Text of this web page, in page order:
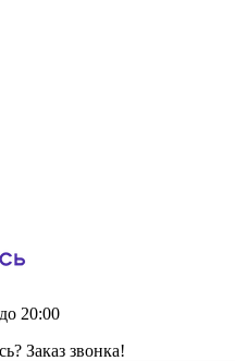
20:00
Заказ звонка!